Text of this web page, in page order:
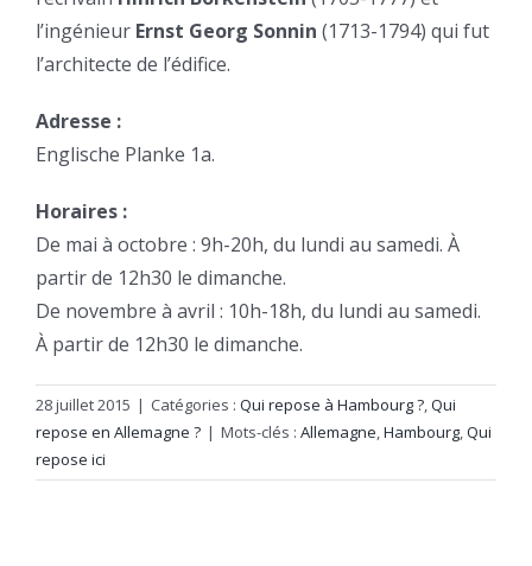
l’ingénieur Ernst Georg Sonnin (1713-1794) qui fut
l’architecte de l’édifice.
Adresse :
Englische Planke 1a.
Horaires :
De mai à octobre : 9h-20h, du lundi au samedi. À
partir de 12h30 le dimanche.
De novembre à avril : 10h-18h, du lundi au samedi.
À partir de 12h30 le dimanche.
28 juillet 2015 | Catégories : Qui repose à Hambourg ?,Qui
repose en Allemagne ? | Mots-clés : Allemagne,Hambourg,Qui
repose ici